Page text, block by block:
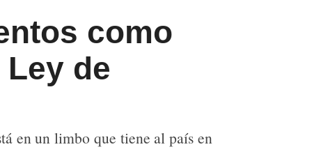
como
de
en un limbo que tiene al país en